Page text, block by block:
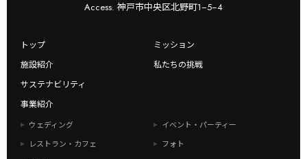
Access. 神戸市中央区北野町1−5−4
トップ
ミッション
施設紹介
私たちの挑戦
サステナビリティ
事業紹介
ウェディング
イベント・パーティー
レストラン・カフェ
フォト